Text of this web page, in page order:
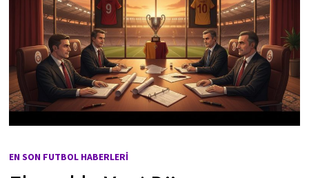
EN SON FUTBOL HABERLERI